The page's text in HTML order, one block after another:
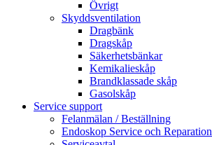
Övrigt
Skyddsventilation
Dragbänk
Dragskåp
Säkerhetsbänkar
Kemikalieskåp
Brandklassade skåp
Gasolskåp
Service support
Felanmälan / Beställning
Endoskop Service och Reparation